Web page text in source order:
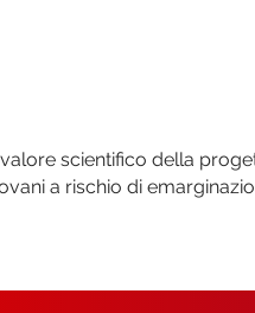
scientifico della
a rischio di